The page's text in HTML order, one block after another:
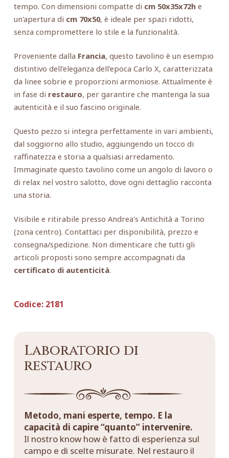
tempo. Con dimensioni compatte di cm 50x35x72he
un'apertura di cm 70x50, è ideale per spazi ridotti,
senza compromettere lo stile e la funzionalità.
Proveniente dalla Francia, questo tavolino è un esempio
distintivo dell'eleganza dell'epoca Carlo X, caratterizzata
da linee sobrie e proporzioni armoniose. Attualmente è
in fase di restauro, per garantire che mantenga la sua
autenticità e il suo fascino originale.
Questo pezzo si integra perfettamente in vari ambienti,
dal soggiorno allo studio, aggiungendo un tocco di
raffinatezza e storia a qualsiasi arredamento.
Immaginate questo tavolino come un angolo di lavoro o
di relax nel vostro salotto, dove ogni dettaglio racconta
una storia.
Visibile e ritirabile presso Andrea's Antichità a Torino
(zona centro). Contattaci per disponibilità, prezzo e
consegna/spedizione. Non dimenticare che tutti gli
articoli proposti sono sempre accompagnati da
certificato di autenticità.
Codice:2181
Laboratorio di
restauro
Metodo, mani esperte, tempo. E la
capacità di capire “quanto” intervenire.
Il nostro know how è fatto di esperienza sul
campo e di scelte misurate. Nel restauro il